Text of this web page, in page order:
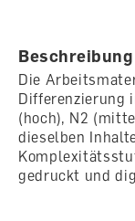
Beschreibung
Die
Differenzierung
(hoch), N2
dieselben
gedruckt und